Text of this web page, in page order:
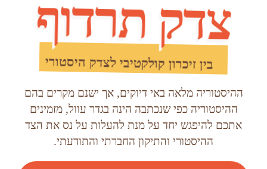
צדק תרדוף
בין זיכרון קולקטיבי לצדק היסטורי
ההיסטוריה מלאה באי דיוקים, אך ישנם מקרים בהם
ההיסטוריה כפי שנכתבה הינה בגדר עוול, מזמינים
אתכם להיפגש יחד על מנת להעלות על נס את הצד
ההיסטורי והתיקון החברתי והתודעתי.